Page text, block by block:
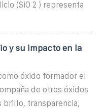
(SiO 2 ) representa
y su impacto en la
óxido formador el
de otros óxidos
transparencia,